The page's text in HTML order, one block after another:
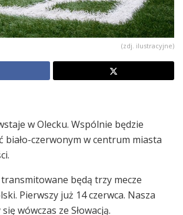
(zdj. ilustracyjne)
w Olecku. Wspólnie będzie
biało-czerwonym w centrum miasta
będą trzy mecze
Pierwszy już 14 czerwca. Nasza
wówczas ze Słowacją.